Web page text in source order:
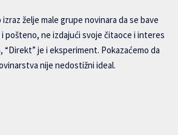
želje male grupe novinara da se bave
pošteno, ne izdajući svoje čitaoce i interes
je i eksperiment. Pokazaćemo da
nije nedostižni ideal.